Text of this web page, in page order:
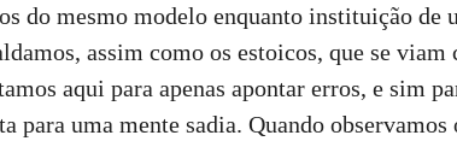
do mesmo modelo enquanto instituição de
assim como os estoicos, que se viam
aqui para apenas apontar erros, e sim
uma mente sadia. Quando